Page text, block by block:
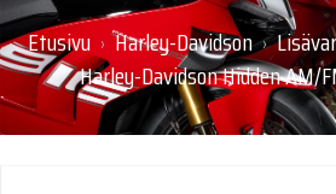
Etusivu › Harley-Davidson ›
Harley-Davidson Hidden AM/